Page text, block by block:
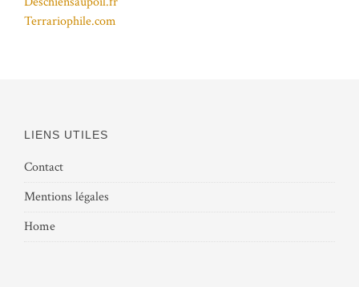
Terrariophile.com
LIENS UTILES
Contact
Mentions légales
Home